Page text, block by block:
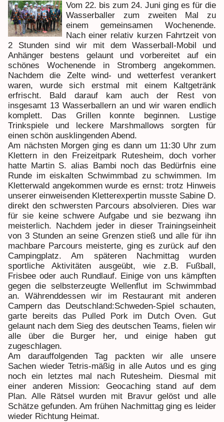
Vom 22. bis zum 24. Juni ging es für die
Wasserballer zum zweiten Mal zu
einem gemeinsamen Wochenende.
Nach einer relativ kurzen Fahrtzeit von
2 Stunden sind wir mit dem Wasserball-Mobil und
Anhänger bestens gelaunt und vorbereitet auf ein
schönes Wochenende in Stromberg angekommen.
Nachdem die Zelte wind- und wetterfest verankert
waren, wurde sich erstmal mit einem Kaltgetränk
erfrischt. Bald darauf kam auch der Rest von
insgesamt 13 Wasserballern an und wir waren endlich
komplett. Das Grillen konnte beginnen. Lustige
Trinkspiele und leckere Marshmallows sorgten für
einen schön ausklingenden Abend.
Am nächsten Morgen ging es dann um 11:30 Uhr zum
Klettern in den Freizeitpark Rutesheim, doch vorher
hatte Martin S. alias Bambi noch das Bedürfnis eine
Runde im eiskalten Schwimmbad zu schwimmen. Im
Kletterwald angekommen wurde es ernst: trotz Hinweis
unserer einweisenden Kletterexpertin musste Sabine D.
direkt den schwersten Parcours absolvieren. Dies war
für sie keine schwere Aufgabe und sie bezwang ihn
meisterlich. Nachdem jeder in dieser Trainingseinheit
von 3 Stunden an seine Grenzen stieß und alle für ihn
machbare Parcours meisterte, ging es zurück auf den
Campingplatz. Am späteren Nachmittag wurden
sportliche Aktivitäten ausgeübt, wie z.B. Fußball,
Frisbee oder auch Rundlauf. Einige von uns kämpften
gegen die selbsterzeugte Wellenflut im Schwimmbad
an. Währenddessen wir im Restaurant mit anderen
Campern das Deutschland:Schweden-Spiel schauten,
garte bereits das Pulled Pork im Dutch Oven. Gut
gelaunt nach dem Sieg des deutschen Teams, fielen wir
alle über die Burger her, und einige haben gut
zugeschlagen.
Am darauffolgenden Tag packten wir alle unsere
Sachen wieder Tetris-mäßig in alle Autos und es ging
noch ein letztes mal nach Rutesheim. Diesmal mit
einer anderen Mission: Geocaching stand auf dem
Plan. Alle Rätsel wurden mit Bravur gelöst und alle
Schätze gefunden. Am frühen Nachmittag ging es leider
wieder Richtung Heimat.